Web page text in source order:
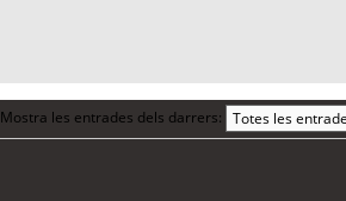
Mostra les entrades dels darrers: